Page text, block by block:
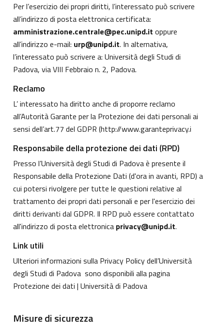
Per l’esercizio dei propri diritti, l’interessato può scrivere
all’indirizzo di posta elettronica certificata:
amministrazione.centrale@pec.unipd.it oppure
all’indirizzo e-mail: urp@unipd.it. In alternativa,
l’interessato può scrivere a: Università degli Studi di
Padova, via VIII Febbraio n. 2, Padova.
Reclamo
L’ interessato ha diritto anche di proporre reclamo
all’Autorità Garante per la Protezione dei dati personali ai
sensi dell’art.77 del GDPR (http://www.garanteprivacy.i
Responsabile della protezione dei dati (RPD)
Presso l’Università degli Studi di Padova è presente il
Responsabile della Protezione Dati (d'ora in avanti, RPD) a
cui potersi rivolgere per tutte le questioni relative al
trattamento dei propri dati personali e per l'esercizio dei
diritti derivanti dal GDPR. Il RPD può essere contattato
all'indirizzo di posta elettronica privacy@unipd.it.
Link utili
Ulteriori informazioni sulla Privacy Policy dell’Università
degli Studi di Padova sono disponibili alla pagina
Protezione dei dati | Università di Padova
Misure di sicurezza